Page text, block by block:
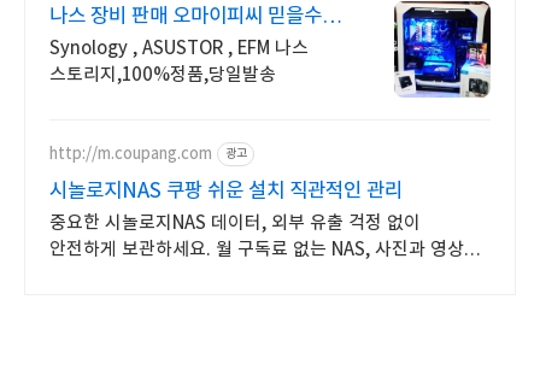
나스 장비 판매 오마이피씨 믿을수
있는 24년차 쇼핑몰
Synology , ASUSTOR , EFM 나스
스토리지,100%정품,당일발송
http://m.coupang.com 광고
시놀로지NAS 쿠팡 쉬운 설치 직관적인 관리
중요한 시놀로지NAS 데이터, 외부 유출 걱정 없이
안전하게 보관하세요. 월 구독료 없는 NAS, 사진과 영상